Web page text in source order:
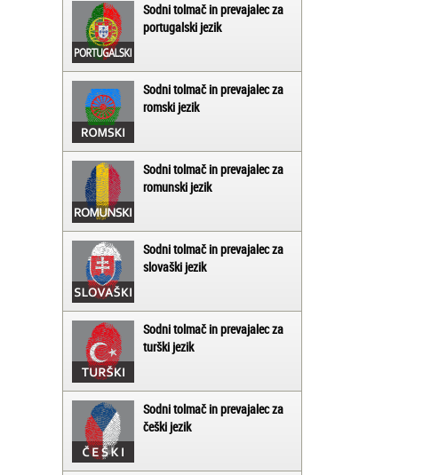
Sodni tolmač in prevajalec za
portugalski jezik
Sodni tolmač in prevajalec za
romski jezik
Sodni tolmač in prevajalec za
romunski jezik
Sodni tolmač in prevajalec za
slovaški jezik
Sodni tolmač in prevajalec za
turški jezik
Sodni tolmač in prevajalec za
češki jezik